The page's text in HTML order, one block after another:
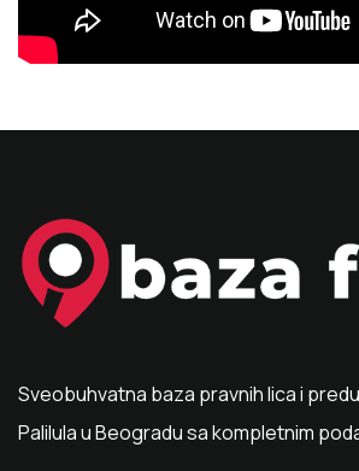
Sveobuhvatna baza pravnih lica i
Palilula u Beogradu sa kompletnim